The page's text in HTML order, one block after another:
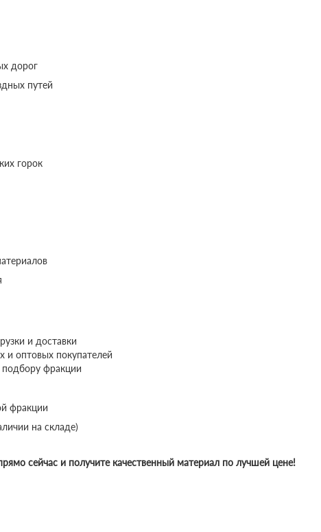
дорог
путей
горок
и доставки
и оптовых покупателей
подбору фракции
фракции
на складе)
сейчас и получите качественный материал по лучшей цене!